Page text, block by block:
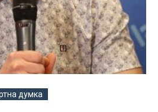
думка